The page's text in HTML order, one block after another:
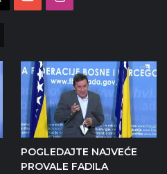
POGLEDAJTE NAJVEĆE
PROVALE FADILA